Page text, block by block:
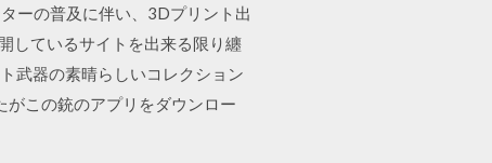
ーの普及に伴い、3Dプリント出
しているサイトを出来る限り纏
武器の素晴らしいコレクション
この銃のアプリをダウンロー